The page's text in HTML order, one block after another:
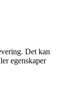
Det kan
egenskaper